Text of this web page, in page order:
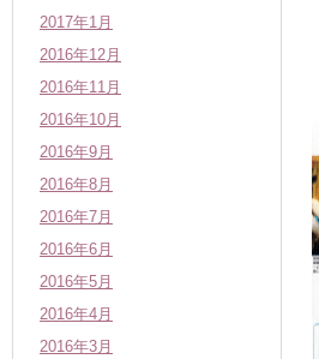
2017年1月
2016年12月
2016年11月
2016年10月
2016年9月
2016年8月
2016年7月
2016年6月
2016年5月
2016年4月
2016年3月